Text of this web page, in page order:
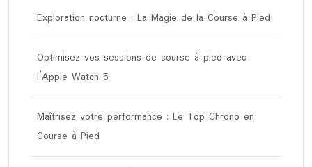
Exploration nocturne : La Magie de la Course à Pied
Optimisez vos sessions de course à pied avec
l’Apple Watch 5
Maîtrisez votre performance : Le Top Chrono en
Course à Pied